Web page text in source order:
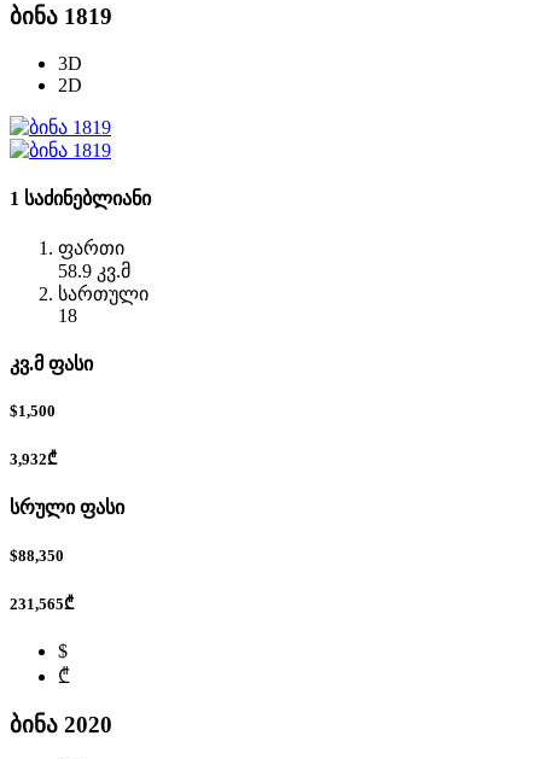
ბინა 1819
3D
2D
1 საძინებლიანი
ფართი
58.9 კვ.მ
სართული
18
კვ.მ ფასი
$1,500
3,932₾
სრული ფასი
$88,350
231,565₾
$
₾
ბინა 2020